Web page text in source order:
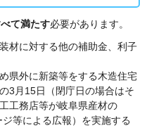
て満たす必要があります。
材に対する他の補助金、利子
県外に新築等をする木造住宅
3月15日（閉庁日の場合はそ
工務店等が岐阜県産材の
等による広報）を実施する